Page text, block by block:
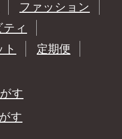
ファッション
ィ
定期便
す
す